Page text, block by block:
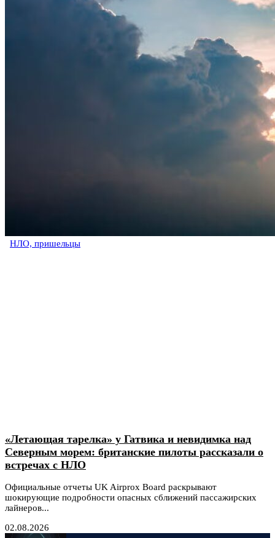
НЛО, пришельцы
«Летающая тарелка» у Гатвика и невидимка над
Северным морем: британские пилоты рассказали о
встречах с НЛО
Официальные отчеты UK Airprox Board раскрывают
шокирующие подробности опасных сближений пассажирских
лайнеров...
02.08.2026